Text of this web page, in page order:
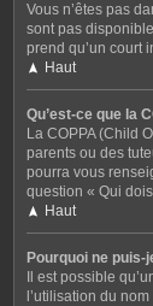
Vous n’êtes pas
sont pas
prend qu’un court
Haut
Qu’est-ce que la
La COPPA (Child
parents ou des
pourra vous
question « Qui
Haut
Pourquoi ne puis-
Il est possible
l’utilisation du